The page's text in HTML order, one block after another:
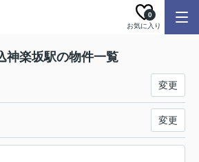
お気に入り
0
神楽坂駅の物件一覧
変更
変更